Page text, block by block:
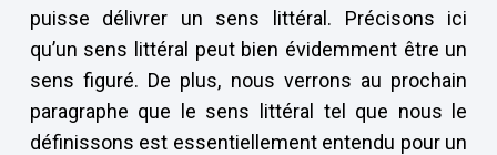
puisse délivrer un sens littéral. Précisons ici
qu’un sens littéral peut bien évidemment être un
sens figuré. De plus, nous verrons au prochain
paragraphe que le sens littéral tel que nous le
définissons est essentiellement entendu pour un